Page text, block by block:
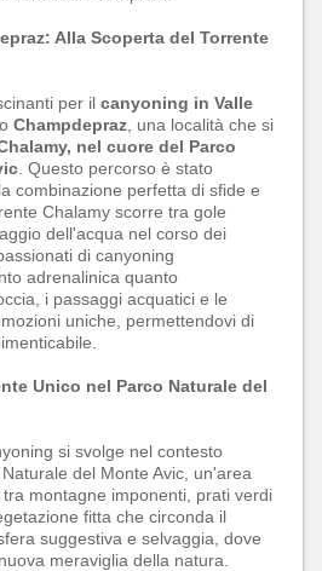
Alla Scoperta del Torrente
per il canyoning in Valle
Champdepraz , una località che si
nel cuore del Parco
. Questo percorso è stato
combinazione perfetta di sfide e
Chalamy scorre tra gole
dell'acqua nel corso dei
di canyoning
adrenalinica quanto
i passaggi acquatici e le
uniche, permettendovi di
Unico nel Parco Naturale del
si svolge nel contesto
del Monte Avic, un'area
montagne imponenti, prati verdi
fitta che circonda il
suggestiva e selvaggia, dove
meraviglia della natura.